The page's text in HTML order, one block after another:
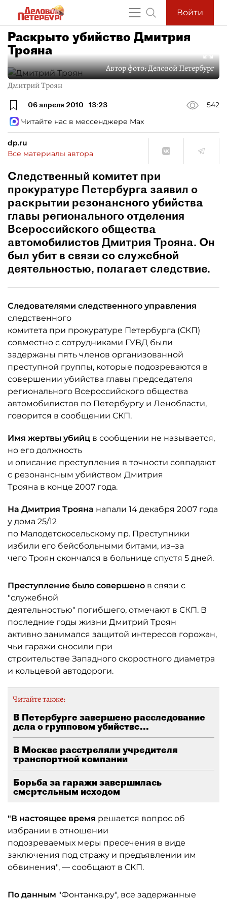
Войти
Раскрыто убийство Дмитрия
Трояна
Автор фото:Деловой Петербург
Дмитрий Троян
06 апреля 2010 13:23
542
Читайте нас в мессенджере Max
dp.ru
Все материалы автора
Следственный комитет при
прокуратуре Петербурга заявил о
раскрытии резонансного убийства
главы регионального отделения
Всероссийского общества
автомобилистов Дмитрия Трояна. Он
был убит в связи со служебной
деятельностью, полагает следствие.
Следователями следственного управления
следственного
комитета при прокуратуре Петербурга (СКП)
совместно с сотрудниками ГУВД были
задержаны пять членов организованной
преступной группы, которые подозреваются в
совершении убийства главы председателя
регионального Всероссийского общества
автомобилистов по Петербургу и Ленобласти,
говорится в сообщении СКП.
Имя жертвы убийц в сообщении не называется,
но его должность
и описание преступления в точности совпадают
с резонансным убийством Дмитрия
Трояна в конце 2007 года.
На Дмитрия Трояна напали 14 декабря 2007 года
у дома 25/12
по Малодетскосельскому пр. Преступники
избили его бейсбольными битами, из–за
чего Троян скончался в больнице спустя 5 дней.
Преступление было совершено в связи с
"служебной
деятельностью" погибшего, отмечают в СКП. В
последние годы жизни Дмитрий Троян
активно занимался защитой интересов горожан,
чьи гаражи сносили при
строительстве Западного скоростного диаметра
и кольцевой автодороги.
Читайте также:
В Петербурге завершено расследование
дела о групповом убийстве...
В Москве расстреляли учредителя
транспортной компании
Борьба за гаражи завершилась
смертельным исходом
"В настоящее время решается вопрос об
избрании в отношении
подозреваемых меры пресечения в виде
заключения под стражу и предъявлении им
обвинения", — сообщают в СКП.
По данным "Фонтанка.ру", все задержанные